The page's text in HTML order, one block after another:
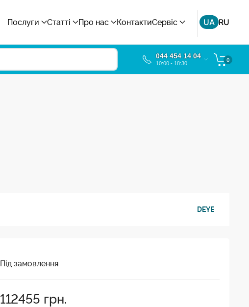
Послуги Статті Про нас КонтактиСервіс UA RU
044 454 14 04
10:00 - 18:30
0
DEYE
Під замовлення
112455 грн.